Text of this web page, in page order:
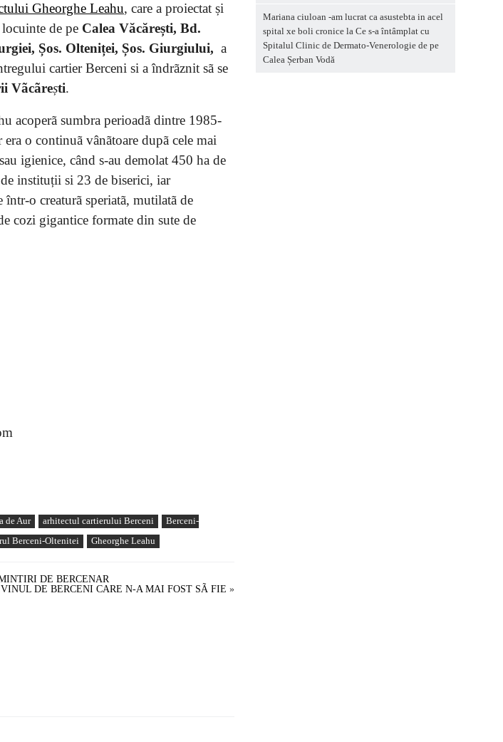
Gheorghe Leahu, care a proiectat și
de pe Calea Văcărești, Bd.
Șos. Olteniței, Șos. Giurgiului, a
cartier Berceni si a îndrãznit sã se
Vãcãrești.
acoperã sumbra perioadã dintre 1985-
o continuã vânãtoare dupã cele mai
igienice, când s-au demolat 450 ha de
instituții si 23 de biserici, iar
într-o creaturã speriatã, mutilatã de
cozi gigantice formate din sute de
de Aur arhitectul cartierului Berceni
Berceni-
Berceni-Oltenitei Gheorghe Leahu
DE BERCENAR
VINUL DE BERCENI CARE N-A MAI FOST SÃ FIE »
Mariana ciuloan -am lucrat ca asustebta in acel
spital xe boli cronice la Ce s-a întâmplat cu
Spitalul Clinic de Dermato-Venerologie de pe
Calea Șerban Vodă